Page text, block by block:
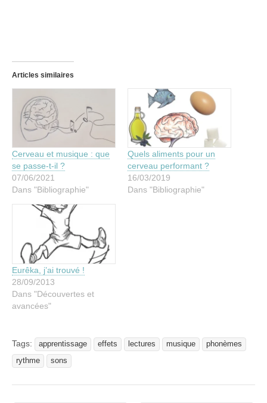
Articles similaires
Cerveau et musique : que
se passe-t-il ?
07/06/2021
Dans "Bibliographie"
Quels aliments pour un
cerveau performant ?
16/03/2019
Dans "Bibliographie"
Eurêka, j’ai trouvé !
28/09/2013
Dans "Découvertes et
avancées"
Tags: apprentissage effets lectures musique
phonèmes
rythme
sons